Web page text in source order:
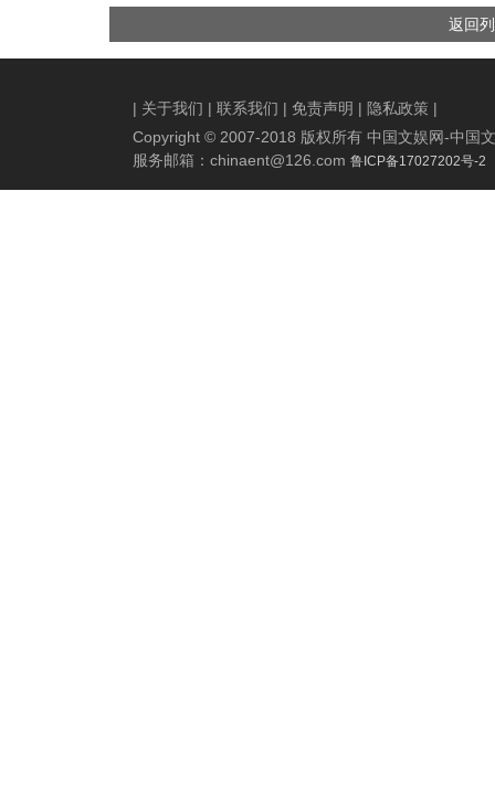
6日与全球Star Creator开启无
合理发疯成为治愈起点
返回
| 关于我们 | 联系我们 | 免责声明 | 隐私政策 |
Copyright © 2007-2018 版权所有 中国文娱网-中国
服务邮箱： chinaent@126.com 鲁ICP备17027202号-2